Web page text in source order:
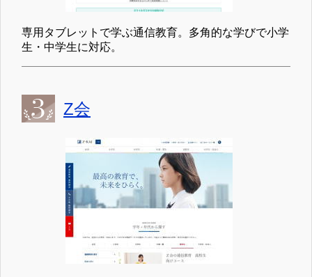
専用タブレットで学ぶ通信教育。多角的な学びで小学
生・中学生に対応。
Z会